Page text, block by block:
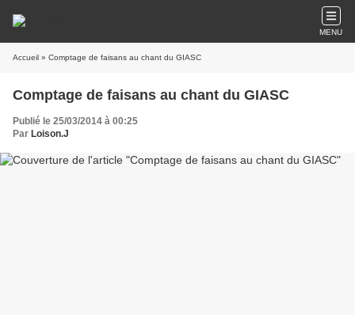
MENU
Accueil » Comptage de faisans au chant du GIASC
Comptage de faisans au chant du GIASC
Publié le 25/03/2014 à 00:25
Par Loison.J